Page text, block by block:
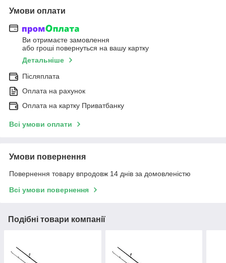
Умови оплати
Ви отримаєте замовлення
або гроші повернуться на вашу картку
Детальніше
Післяплата
Оплата на рахунок
Оплата на картку Приватбанку
Всі умови оплати
Умови повернення
Повернення товару впродовж 14 днів за домовленістю
Всі умови повернення
Подібні товари компанії